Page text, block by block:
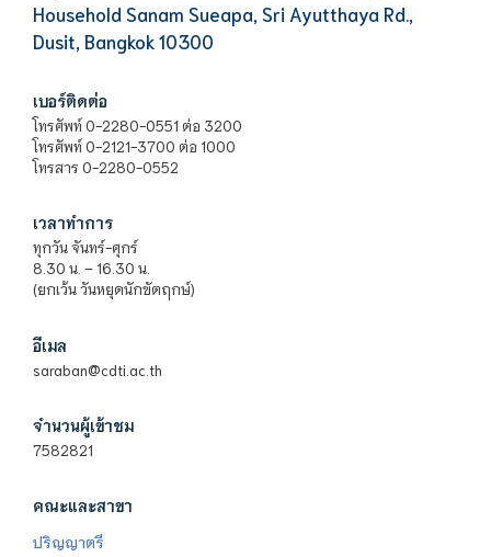
Household Sanam Sueapa, Sri Ayutthaya Rd.,
Dusit, Bangkok 10300
เบอร์ติดต่อ
โทรศัพท์ 0-2280-0551 ต่อ 3200
โทรศัพท์ 0-2121-3700 ต่อ 1000
โทรสาร 0-2280-0552
เวลาทำการ
ทุกวัน จันทร์-ศุกร์
8.30 น. – 16.30 น.
(ยกเว้น วันหยุดนักขัตฤกษ์)
อีเมล
saraban@cdti.ac.th
จำนวนผู้เข้าชม
7582821
คณะและสาขา
ปริญญาตรี